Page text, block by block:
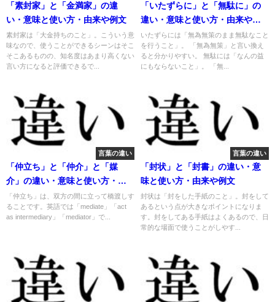
「素封家」と「金満家」の違
い・意味と使い方・由来や例文
素封家は「大金持ちのこと」。こういう意
味なので、使うことができるシーンはそこ
そこあるものの、知名度はあまり高くない
言い方になると評価できるで...
「いたずらに」と「無駄に」の
違い・意味と使い方・由来や例
文
いたずらには「無為無策のまま無駄なこと
を行うこと」。 「無為無策」と言い換え
ると分かりやすい。 無駄には「なんの益
にもならないこと」。 「無...
言葉の違い
「仲立ち」と「仲介」と「媒
介」の違い・意味と使い方・由
来や例文
「仲立ち」は、双方の間に立って橋渡しす
ることです。英語では「mediate」「act
as intermediary」「mediator」で...
言葉の違い
「封状」と「封書」の違い・意
味と使い方・由来や例文
封状は「封をした手紙のこと」。封をして
あるという点が大きなポイントになりま
す。封をしてある手紙はよくあるので、日
常的な場面で使うことがしやす...